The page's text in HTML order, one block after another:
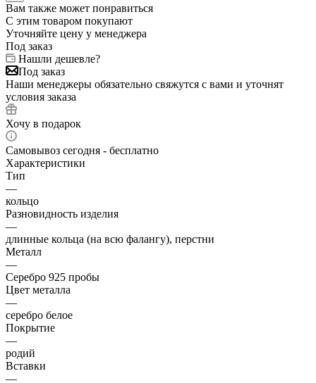
Вам также может понравиться
С этим товаром покупают
Уточняйте цену у менеджера
Под заказ
Нашли дешевле?
Под заказ
Наши менеджеры обязательно свяжутся с вами и уточнят
условия заказа
Хочу в подарок
Самовывоз сегодня - бесплатно
Характеристики
Тип
—
кольцо
Разновидность изделия
—
длинные кольца (на всю фалангу), перстни
Металл
—
Серебро 925 пробы
Цвет металла
—
серебро белое
Покрытие
—
родий
Вставки
—